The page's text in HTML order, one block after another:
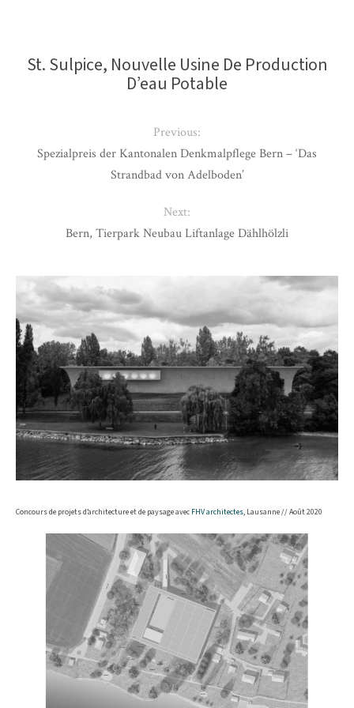
Concours de projets d’architecture et de paysage avec FHV architectes, Lausanne // Août 2020
St. Sulpice, Nouvelle Usine De Production
D’eau Potable
Previous:
Spezialpreis der Kantonalen Denkmalpflege Bern – ‘Das
Strandbad von Adelboden’
Next:
Bern, Tierpark Neubau Liftanlage Dählhölzli